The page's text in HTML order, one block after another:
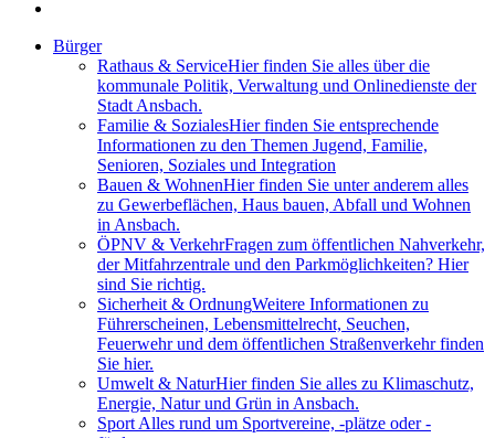
Bürger
Rathaus & ServiceHier finden Sie alles über die
kommunale Politik, Verwaltung und Onlinedienste der
Stadt Ansbach.
Familie & SozialesHier finden Sie entsprechende
Informationen zu den Themen Jugend, Familie,
Senioren, Soziales und Integration
Bauen & WohnenHier finden Sie unter anderem alles
zu Gewerbeflächen, Haus bauen, Abfall und Wohnen
in Ansbach.
ÖPNV & VerkehrFragen zum öffentlichen Nahverkehr,
der Mitfahrzentrale und den Parkmöglichkeiten? Hier
sind Sie richtig.
Sicherheit & OrdnungWeitere Informationen zu
Führerscheinen, Lebensmittelrecht, Seuchen,
Feuerwehr und dem öffentlichen Straßenverkehr finden
Sie hier.
Umwelt & NaturHier finden Sie alles zu Klimaschutz,
Energie, Natur und Grün in Ansbach.
Sport Alles rund um Sportvereine, -plätze oder -